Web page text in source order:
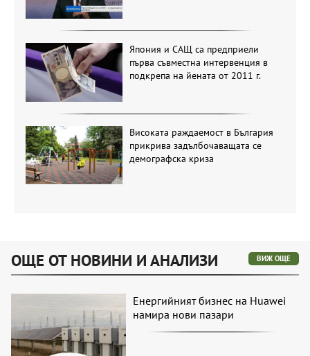
Япония и САЩ са предприели
първа съвместна интервенция в
подкрепа на йената от 2011 г.
Високата раждаемост в България
прикрива задълбочаващата се
демографска криза
ОЩЕ ОТ НОВИНИ И АНАЛИЗИ ВИЖ ОЩЕ
Енергийният бизнес на Huawei
намира нови пазари